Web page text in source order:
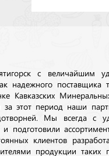
с величайшим
надежного поставщика
Кавказских
этот период наши
Мы всегда с
подготовили
клиентов
продукции таких